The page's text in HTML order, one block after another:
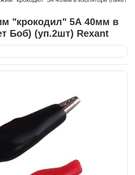
"крокодил" 5А 40мм в
Боб) (уп.2шт) Rexant